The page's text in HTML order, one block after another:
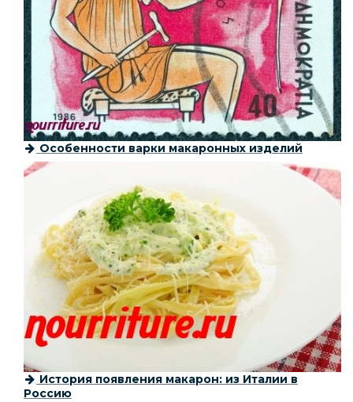
Особенности варки макаронных изделий
История появления макарон: из Италии в
Россию